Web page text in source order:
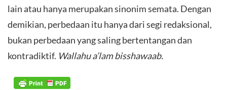
lain atau hanya merupakan sinonim semata. Dengan
demikian, perbedaan itu hanya dari segi redaksional,
bukan perbedaan yang saling bertentangan dan
kontradiktif. Wallahu a’lam bisshawaab.